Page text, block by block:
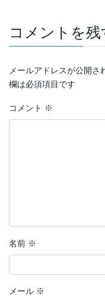
コメントを残
メールアドレスが公開さ
欄は必須項目です
コメント ※
名前 ※
メール ※